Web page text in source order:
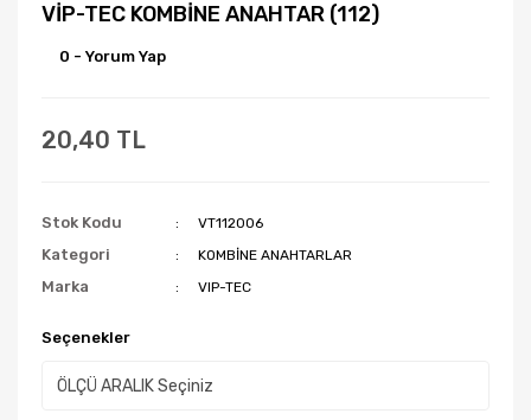
VİP-TEC KOMBİNE ANAHTAR (112)
0 - Yorum Yap
20,40 TL
Stok Kodu VT112006
Kategori KOMBİNE ANAHTARLAR
Marka VIP-TEC
Seçenekler